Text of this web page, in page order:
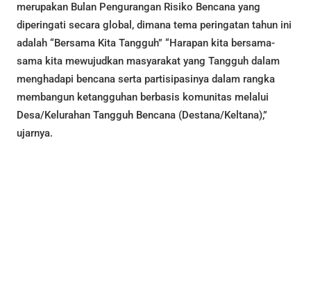
merupakan Bulan Pengurangan Risiko Bencana yang
diperingati secara global, dimana tema peringatan tahun ini
adalah “Bersama Kita Tangguh” “Harapan kita bersama-
sama kita mewujudkan masyarakat yang Tangguh dalam
menghadapi bencana serta partisipasinya dalam rangka
membangun ketangguhan berbasis komunitas melalui
Desa/Kelurahan Tangguh Bencana (Destana/Keltana),”
ujarnya.